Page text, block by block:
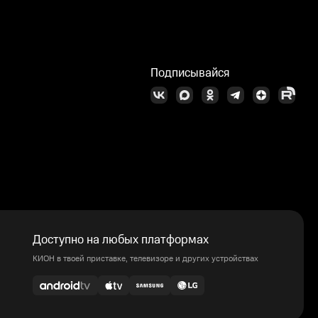
Подписывайся
Доступно на любых платформах
КИОН в твоей приставке, телевизоре и других устройствах